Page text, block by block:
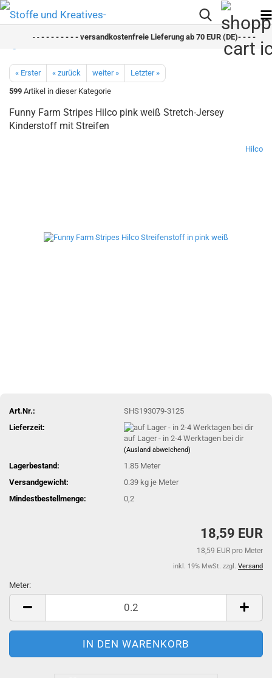
- - - - - - - - versandkostenfreie Lieferung ab 70 EUR (DE)- - - - - - -
« Erster « zurück weiter »
Letzter »
599 Artikel in dieser Kategorie
Funny Farm Stripes Hilco pink weiß Stretch-Jersey
Kinderstoff mit Streifen
Hilco
Art.Nr.:
SHS193079-3125
Lieferzeit:
auf Lager - in 2-4 Werktagen bei dir
(Ausland abweichend)
Lagerbestand: 1.85 Meter
Versandgewicht:
0.39 kg je Meter
Mindestbestellmenge:
0,2
18,59 EUR
18,59 EUR pro Meter
inkl. 19% MwSt. zzgl. Versand
Meter:
Meter